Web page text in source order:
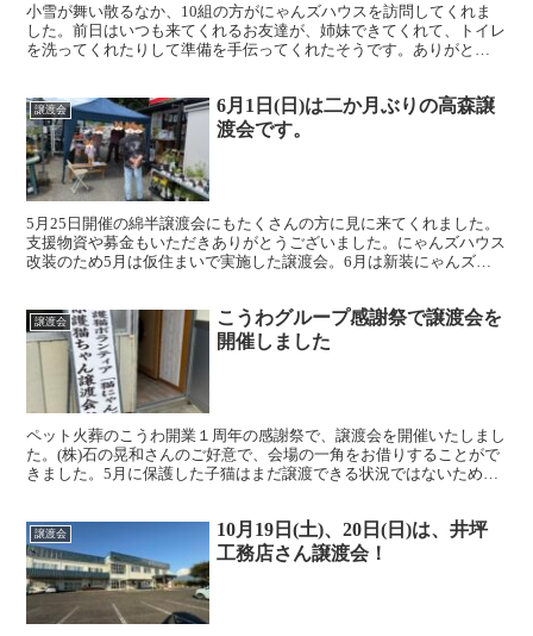
小雪が舞い散るなか、10組の方がにゃんズハウスを訪問してくれま
した。前日はいつも来てくれるお友達が、姉妹できてくれて、トイレ
を洗ってくれたりして準備を手伝ってくれたそうです。ありがと
譲渡会
6月1日(日)は二か月ぶりの高森譲
渡会です。
5月25日開催の綿半譲渡会にもたくさんの方に見に来てくれました。
支援物資や募金もいただきありがとうございました。にゃんズハウス
改装のため5月は仮住まいで実施した譲渡会。6月は新装にゃんズハ
譲渡会
こうわグループ感謝祭で譲渡会を
開催しました
ペット火葬のこうわ開業１周年の感謝祭で、譲渡会を開催いたしまし
た。(株)石の晃和さんのご好意で、会場の一角をお借りすることがで
きました。5月に保護した子猫はまだ譲渡できる状況ではないため、
譲渡会
10月19日(土)、20日(日)は、井坪
工務店さん譲渡会！